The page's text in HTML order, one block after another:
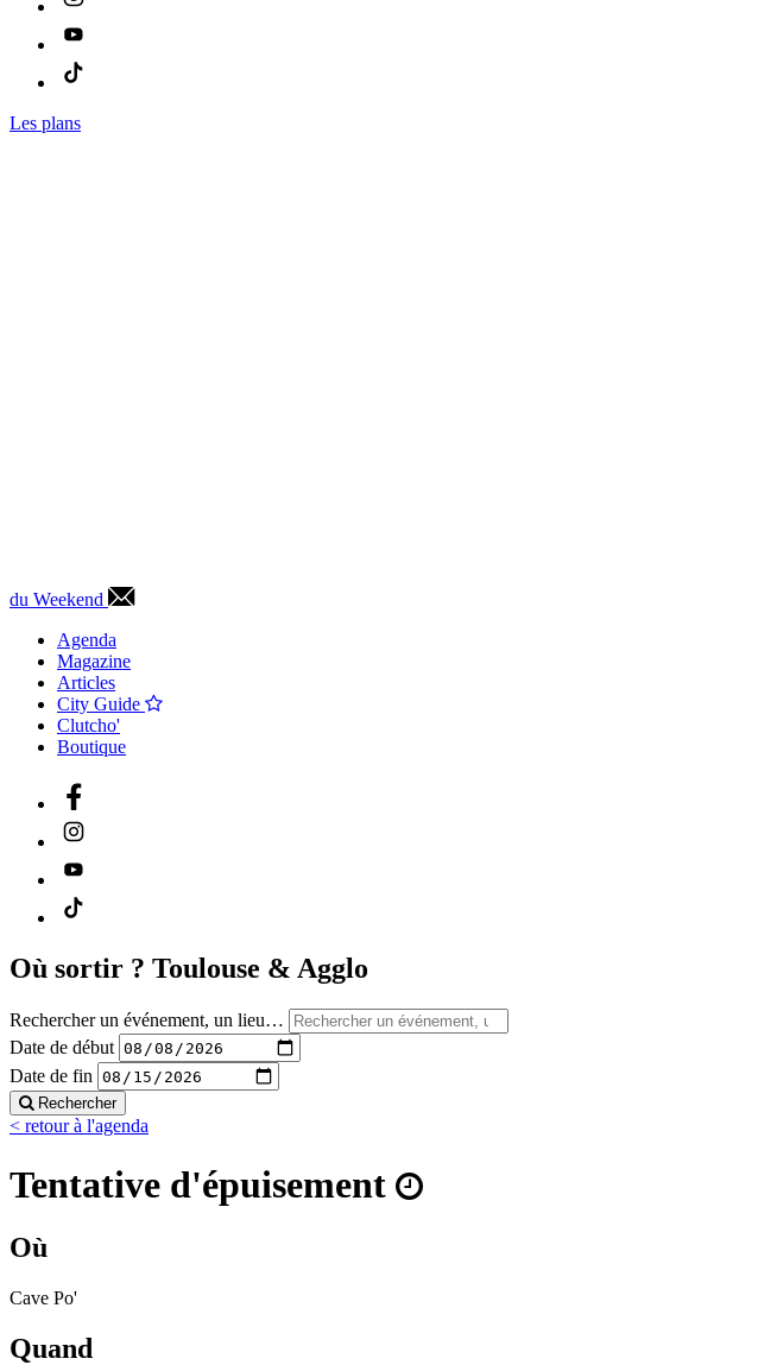
Les plans
du Weekend
Agenda
Magazine
Articles
City Guide
Clutcho'
Boutique
Où sortir ? Toulouse & Agglo
Rechercher un événement, un lieu…
Date de début
Date de fin
Rechercher
< retour à l'agenda
Tentative d'épuisement
Où
Cave Po'
Quand